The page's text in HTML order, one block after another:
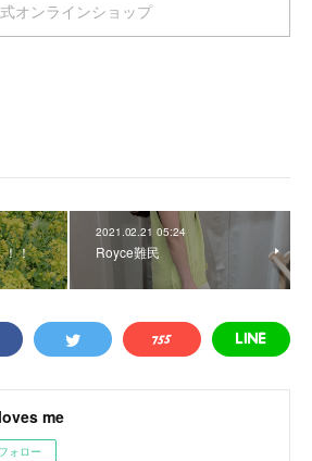
オンラインショップ
！！
2021.02.21 05:24
Royce難民
me
フォロー